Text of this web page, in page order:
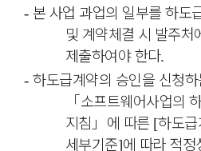
- 본 사업 과업의 일부를 하도
및 계약체결 시 발주처
제출하여야 한다.
- 하도급계약의 승인을 신청
「소프트웨어사업의
지침 」 에 따른 [하도
세부기준]에 따라 적